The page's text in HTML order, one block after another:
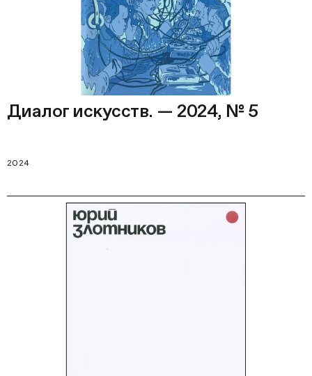
Диалог искусств. — 2024, № 5
2024